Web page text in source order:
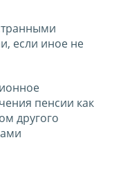
если иное не
пенсии как
другого